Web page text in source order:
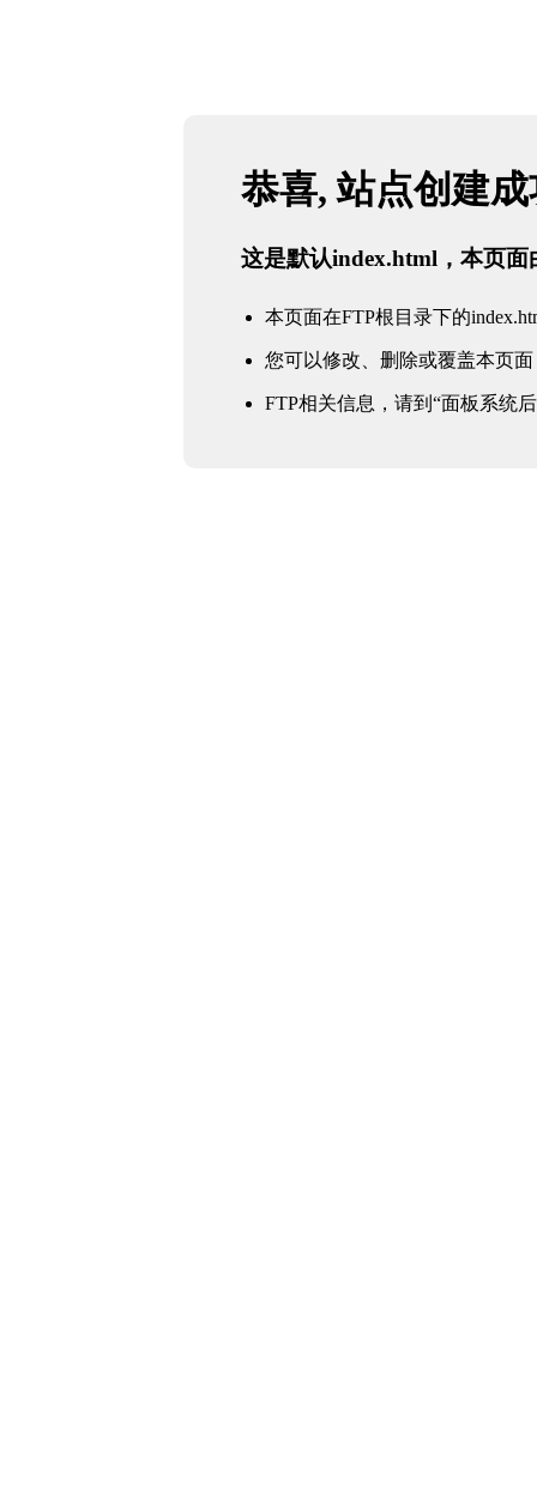
恭喜, 站点创建
这是默认index.html，本页面
本页面在FTP根目录下的
您可以修改、删除或覆盖本页面
FTP相关信息，请到“面板系统